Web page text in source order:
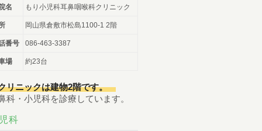
名 もり小児科耳鼻咽喉科クリニック
岡山県倉敷市松島1100-1 2階
番号 086-463-3387
場 約23台
リニックは建物2階です。
科・小児科を診療しています。
科